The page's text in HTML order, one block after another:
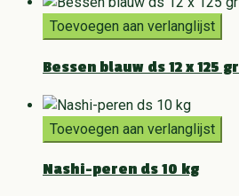
Toevoegen aan verlanglijst
Bessen blauw ds 12 x 125 gr
Toevoegen aan verlanglijst
Nashi-peren ds 10 kg